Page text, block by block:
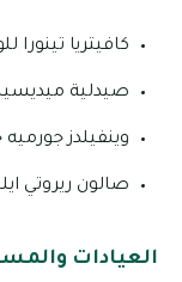
كافيتريا تينورا
صيدلية
وينفيلدز
صالون ريروتي
العيادات